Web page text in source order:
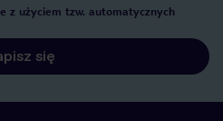
z użyciem tzw. automatycznych
się